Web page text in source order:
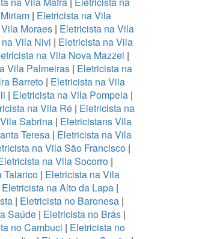
| Eletricista na Vila
Moraes | Eletricista na Vila
Vila Nivi | Eletricista na Vila
na Vila Nova Mazzei |
Vila Palmeiras | Eletricista na
Barreto | Eletricista na Vila
| Eletricista na Vila Pompeia |
na Vila Ré | Eletricista na
Sabrina | Eletricistans Vila
Teresa| Eletricista na Vila
na Vila São Francisco |
na Vila Socorro|
Talarico | Eletricista na Vila
Eletricista na Alto da Lapa |
| Eletricista no Baronesa |
Saúde | Eletricista no Brás |
no Cambuci | Eletricista no